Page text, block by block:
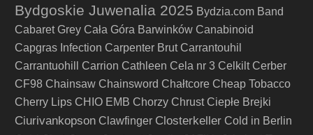
Bydgoskie Juwenalia 2025 Bydzia.com Band
Cabaret Grey Cała Góra Barwinków Canabinoid
Capgras Infection Carpenter Brut Carrantouhil
Carrantuohill
Carrion Cathleen Cela nr 3 Celkilt Cerber
CF98 Chainsaw Chainsword Chałtcore Cheap Tobacco
Cherry Lips CHIO EMB Chorzy Chrust Ciepłe Brejki
Ciurivankopson Clawfinger Closterkeller Cold in Berlin